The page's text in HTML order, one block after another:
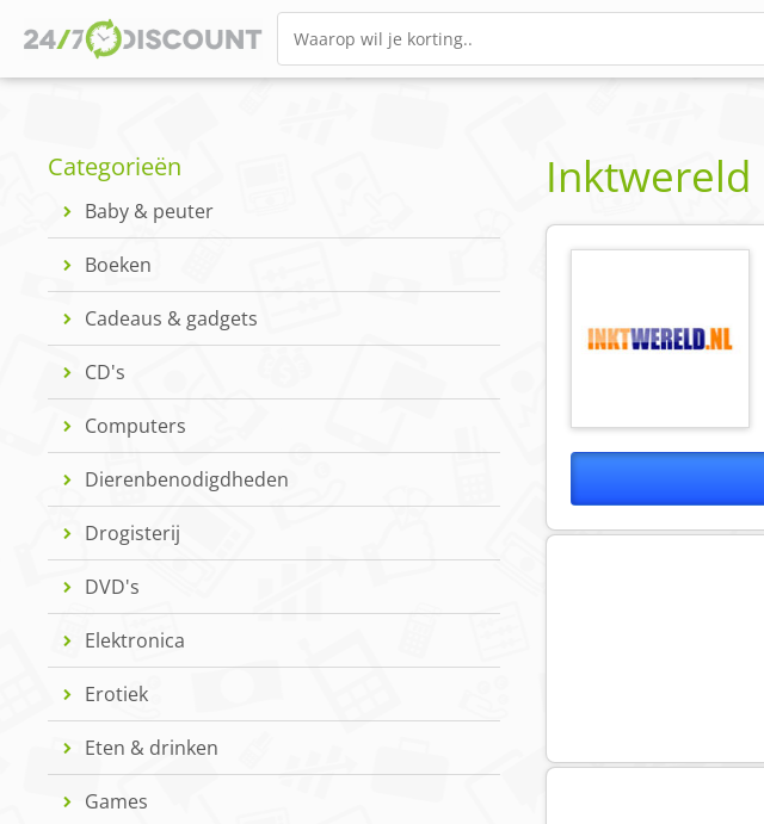
Categorieën
Baby & peuter
Boeken
Cadeaus & gadgets
CD's
Computers
Dierenbenodigdheden
Drogisterij
DVD's
Elektronica
Erotiek
Eten & drinken
Games
Inktwereld